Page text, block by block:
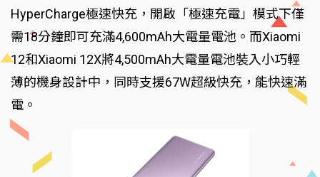
HyperCharge極速快充，開啟「極速充電」模式下僅
需18分鐘即可充滿4,600mAh大電量電池。而Xiaomi
12和Xiaomi 12X將4,500mAh大電量電池裝入小巧輕
薄的機身設計中，同時支援67W超級快充，能快速滿
電。